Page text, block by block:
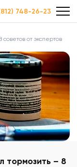
748-26-23
от экспертов
тормозить – 8